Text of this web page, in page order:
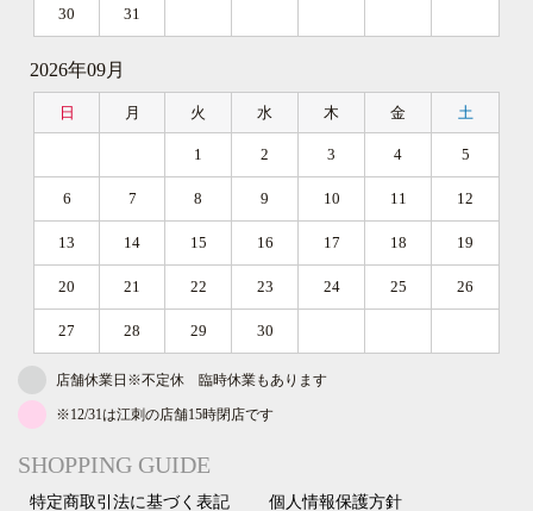
30 31
2026年09月
日 月 火 水 木 金 土
1 2 3 4 5
6 7 8 9 10 11 12
13 14 15 16 17 18 19
20 21 22 23 24 25 26
27 28 29 30
店舗休業日※不定休 臨時休業もあります
※12/31は江刺の店舗15時閉店です
SHOPPING GUIDE
特定商取引法に基づく表記 個人情報保護方針